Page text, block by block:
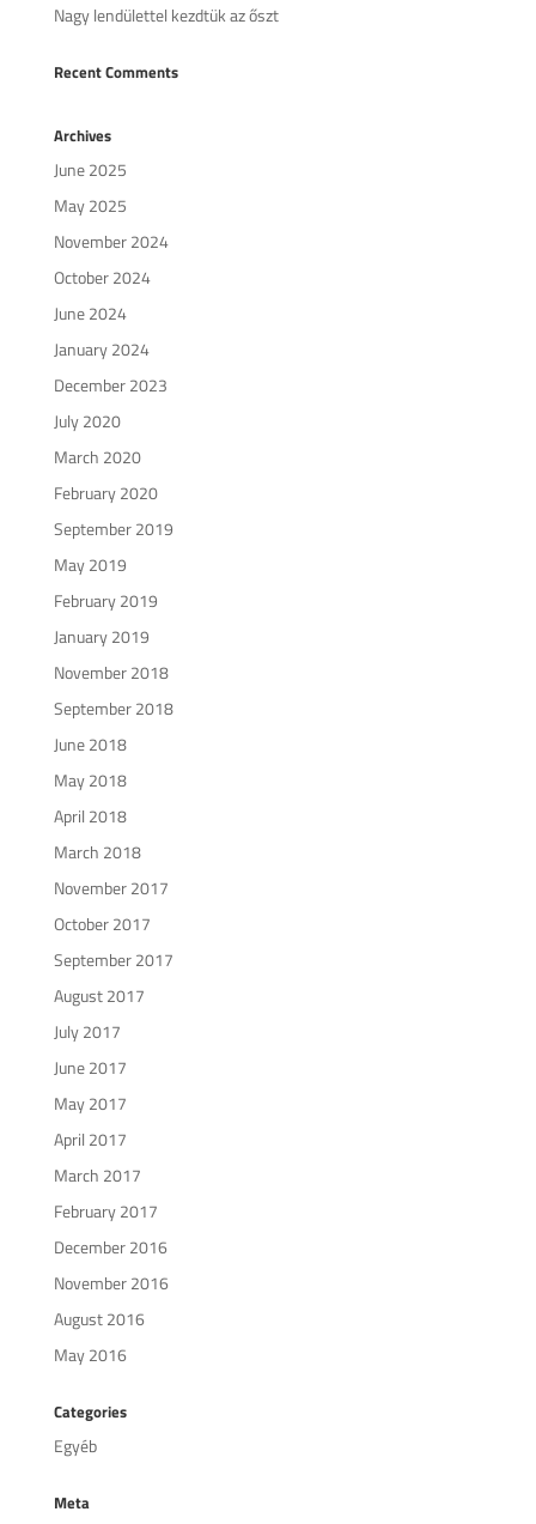
Nagy lendülettel kezdtük az őszt
Recent Comments
Archives
June 2025
May 2025
November 2024
October 2024
June 2024
January 2024
December 2023
July 2020
March 2020
February 2020
September 2019
May 2019
February 2019
January 2019
November 2018
September 2018
June 2018
May 2018
April 2018
March 2018
November 2017
October 2017
September 2017
August 2017
July 2017
June 2017
May 2017
April 2017
March 2017
February 2017
December 2016
November 2016
August 2016
May 2016
Categories
Egyéb
Meta